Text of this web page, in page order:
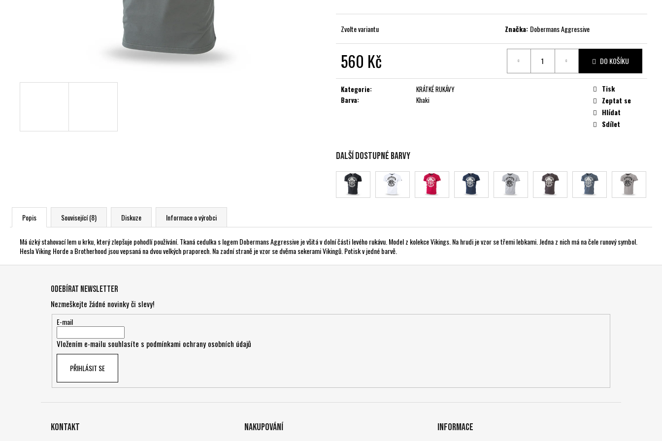
Zvolte variantu Značka: Dobermans Aggressive
560 Kč
cena:
DO KOŠÍKU
Kategorie:
KRÁTKÉ RUKÁVY
Barva: Khaki
Tisk
Zeptat se
Hlídat
Sdílet
Další dostupné barvy
Popis Související (8) Diskuze Informace o výrobci
Má úzký stahovací lem u krku, který zlepšuje pohodlí používání. Tkaná cedulka s logem Dobermans Aggressive je všitá v dolní části levého rukávu. Model z kolekce Vikings. Na hrudi je vzor se třemi lebkami. Jedna z nich má na čele runový symbol.
Hesla Viking Horde a Brotherhood jsou vepsaná na dvou velkých praporech. Na zadní straně je vzor se dvěma sekerami Vikingů. Potisk v jedné barvě.
Odebírat newsletter
Nezmeškejte žádné novinky či slevy!
E-mail
Vložením e-mailu souhlasíte s podmínkami ochrany osobních údajů
PŘIHLÁSIT SE
Kontakt Nakupování Informace